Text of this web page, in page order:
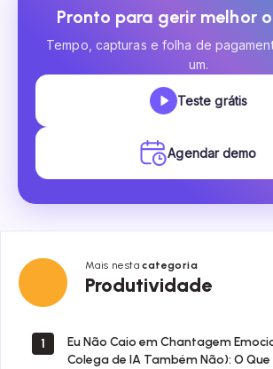
Pronto para gerir melhor
Tempo, capturas e folha de
um.
Teste grátis
Agendar demo
Mais nestacategoria
Produtividade
Produtividade
1
Eu Não Caio em Chantagem
Colega de IA Também Não): O